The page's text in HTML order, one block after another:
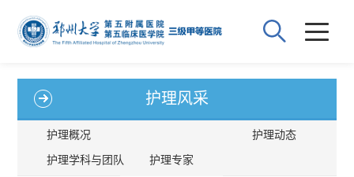
护理风采
护理概况
护理学科与团队
护理专家
护理动态